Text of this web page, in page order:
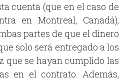
cuenta (que en el caso de
en Montreal, Canadá),
partes de que el dinero
solo será entregado a los
que se hayan cumplido las
en el contrato. Además,